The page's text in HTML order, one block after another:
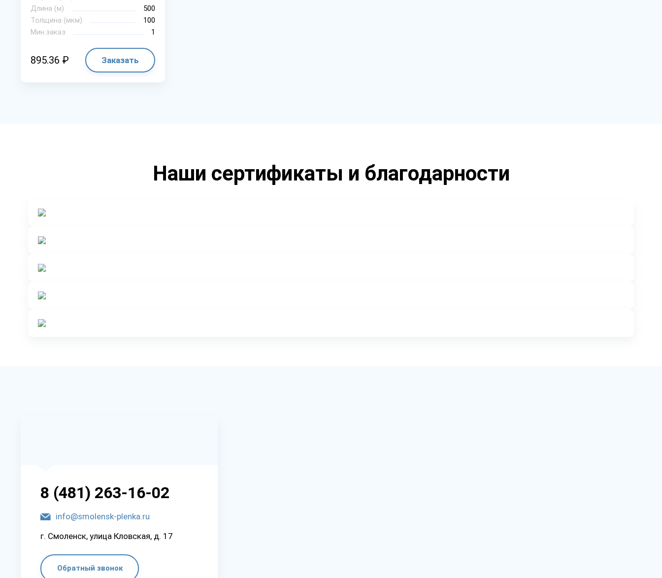
Длина (м)
500
Толщина (мкм)
100
Мин.заказ
1
895.36 ₽ Заказать
Наши сертификаты и благодарности
8 (481) 263-16-02
info@smolensk-plenka.ru
г. Смоленск, улица Кловская, д. 17
Обратный звонок